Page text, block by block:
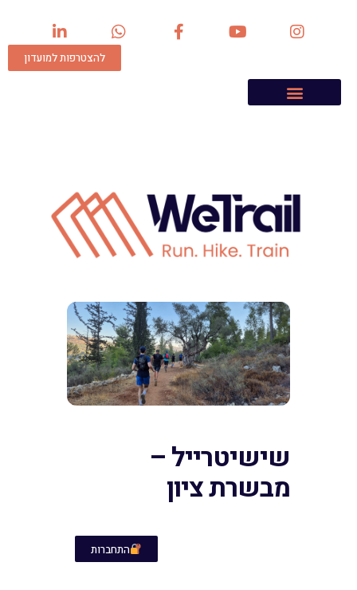
להצטרפות למועדון
שישיטרייל –
מבשרת ציון
התחברות